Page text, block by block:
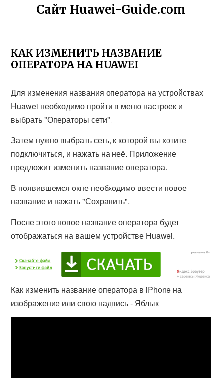
Сайт Huawei-Guide.com
КАК ИЗМЕНИТЬ НАЗВАНИЕ
ОПЕРАТОРА НА HUAWEI
Для изменения названия оператора на устройствах
Huawei необходимо пройти в меню настроек и
выбрать "Операторы сети".
Затем нужно выбрать сеть, к которой вы хотите
подключиться, и нажать на неё. Приложение
предложит изменить название оператора.
В появившемся окне необходимо ввести новое
название и нажать "Сохранить".
После этого новое название оператора будет
отображаться на вашем устройстве Huawei.
Как изменить название оператора в iPhone на
изображение или свою надпись - Яблык